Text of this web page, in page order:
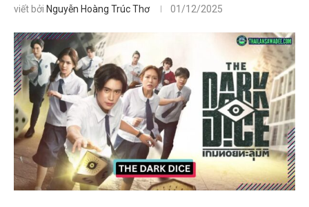
viết bởi Nguyễn Hoàng Trúc Thơ 01/12/2025